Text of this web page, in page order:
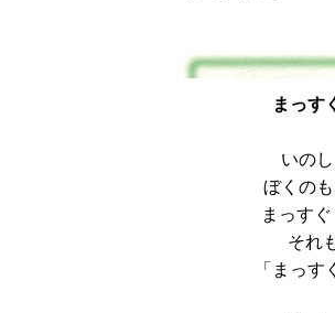
まっす
いの
ぼくの
まっす
それ
「まっ